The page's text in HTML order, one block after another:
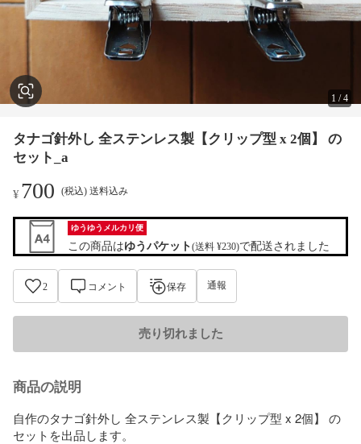
1 /4
タナゴ針外し 全ステンレス製【クリップ型 x 2個】 の
セット_a
¥700 (税込) 送料込み
ゆうゆうメルカリ便
この商品はゆうパケット(送料 ¥230)で配送されました
2 コメント 保存 通報
売り切れました
商品の説明
自作のタナゴ針外し 全ステンレス製【クリップ型 x 2個】 の
セットを出品します。